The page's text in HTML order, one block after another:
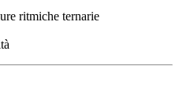
ritmiche ternarie